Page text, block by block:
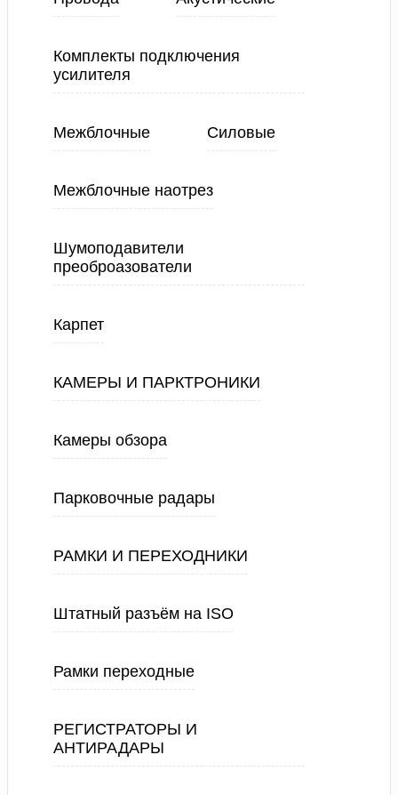
Комплекты подключения
усилителя
Межблочные Силовые
Межблочные наотрез
Шумоподавители
преоброазователи
Карпет
КАМЕРЫ И ПАРКТРОНИКИ
Камеры обзора
Парковочные радары
РАМКИ И ПЕРЕХОДНИКИ
Штатный разъём на ISO
Рамки переходные
РЕГИСТРАТОРЫ И
АНТИРАДАРЫ